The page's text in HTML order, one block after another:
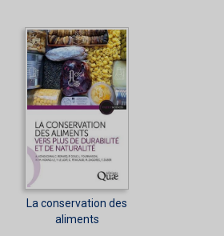
La conservation des
aliments